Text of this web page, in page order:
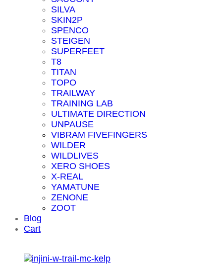
SILVA
SKIN2P
SPENCO
STEIGEN
SUPERFEET
T8
TITAN
TOPO
TRAILWAY
TRAINING LAB
ULTIMATE DIRECTION
UNPAUSE
VIBRAM FIVEFINGERS
WILDER
WILDLIVES
XERO SHOES
X-REAL
YAMATUNE
ZENONE
ZOOT
Blog
Cart